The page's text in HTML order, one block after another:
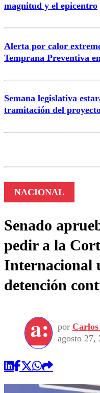
magnitud y el epicentro
Alerta por calor
Temprana Preventiva
Semana legislativa
tramitación del
NACIONAL
Senado
pedir a la
Internacional
detención
por
agosto 27,